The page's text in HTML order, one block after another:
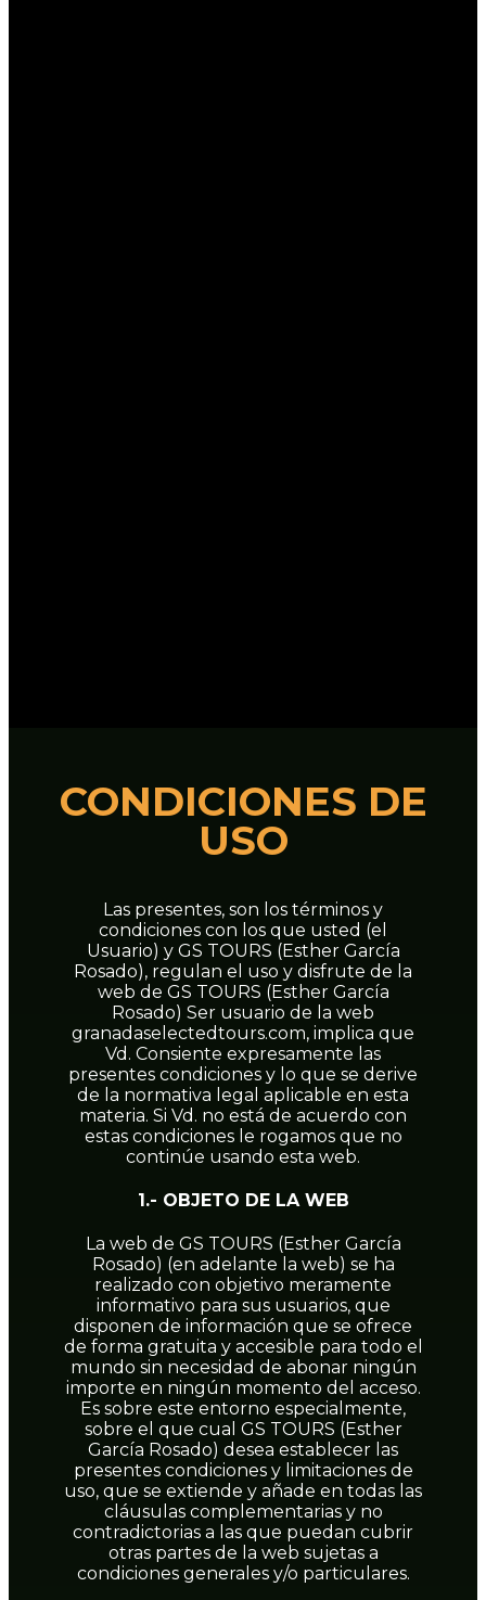
CONDICIONES DE
USO
Las presentes, son los términos y
condiciones con los que usted (el
Usuario) y GS TOURS (Esther García
Rosado), regulan el uso y disfrute de la
web de GS TOURS (Esther García
Rosado) Ser usuario de la web
granadaselectedtours.com, implica que
Vd. Consiente expresamente las
presentes condiciones y lo que se derive
de la normativa legal aplicable en esta
materia. Si Vd. no está de acuerdo con
estas condiciones le rogamos que no
continúe usando esta web.
1.- OBJETO DE LA WEB
La web de GS TOURS (Esther García
Rosado) (en adelante la web) se ha
realizado con objetivo meramente
informativo para sus usuarios, que
disponen de información que se ofrece
de forma gratuita y accesible para todo el
mundo sin necesidad de abonar ningún
importe en ningún momento del acceso.
Es sobre este entorno especialmente,
sobre el que cual GS TOURS (Esther
García Rosado) desea establecer las
presentes condiciones y limitaciones de
uso, que se extiende y añade en todas las
cláusulas complementarias y no
contradictorias a las que puedan cubrir
otras partes de la web sujetas a
condiciones generales y/o particulares.